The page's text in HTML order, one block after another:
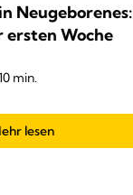
Neugeborenes:
ersten Woche
min.
lesen